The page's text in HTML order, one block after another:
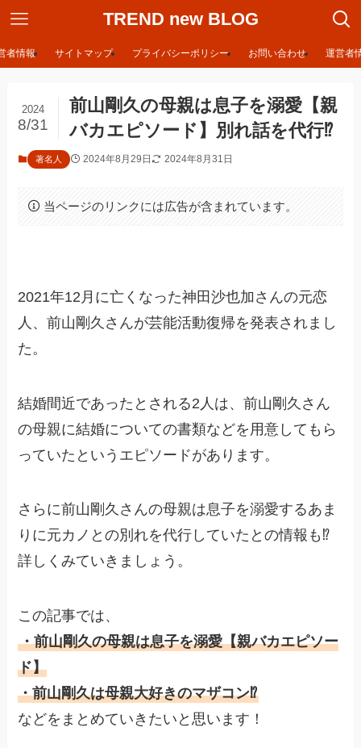
TREND new BLOG
者情報 サイトマップ プライバシーポリシー お問い合わせ 運営者
前山剛久の母親は息子を溺愛【親
バカエピソード】別れ話を代行⁉︎
2024
8/31
著名人 2024年8月29日 2024年8月31日
当ページのリンクには広告が含まれています。
2021年12月に亡くなった神田沙也加さんの元恋
人、前山剛久さんが芸能活動復帰を発表されまし
た。
結婚間近であったとされる2人は、前山剛久さん
の母親に結婚についての書類などを用意してもら
っていたというエピソードがあります。
さらに前山剛久さんの母親は息子を溺愛するあま
りに元カノとの別れを代行していたとの情報も⁉️
詳しくみていきましょう。
この記事では、
・前山剛久の母親は息子を溺愛【親バカエピソー
ド】
・前山剛久は母親大好きのマザコン⁉︎
などをまとめていきたいと思います！